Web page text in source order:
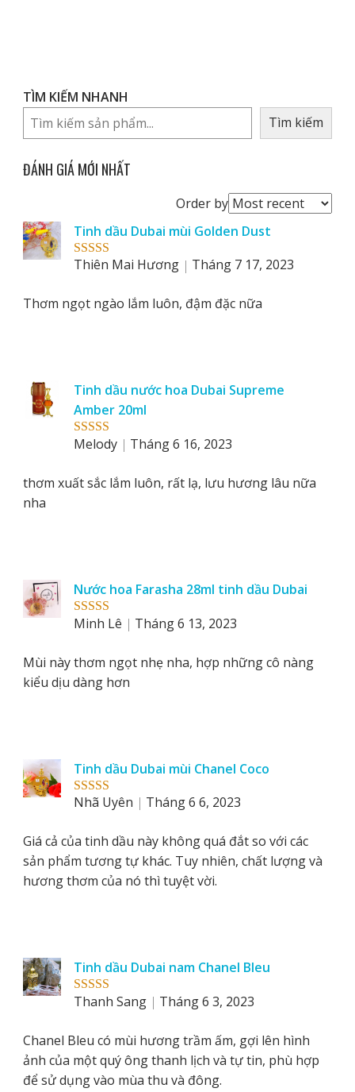
TÌM KIẾM NHANH
Tìm kiếm
ĐÁNH GIÁ MỚI NHẤT
Order byOrder
by
Rated5 out
Tinh dầu Dubai mùi Golden Dust
Thiên Mai Hương
Tháng 7 17, 2023
Thơm ngọt ngào lắm luôn, đậm đặc nữa
Rated5out
Tinh dầu nước hoa Dubai Supreme
Amber 20ml
Melody
Tháng 6 16, 2023
thơm xuất sắc lắm luôn, rất lạ, lưu hương lâu nữa
nha
Rated 5out
Nước hoa Farasha 28ml tinh dầu Dubai
Minh Lê
Tháng 6 13, 2023
Mùi này thơm ngọt nhẹ nha, hợp những cô nàng
kiểu dịu dàng hơn
Rated5out
Tinh dầu Dubai mùi Chanel Coco
Nhã Uyên
Tháng 6 6, 2023
Giá cả của tinh dầu này không quá đắt so với các
sản phẩm tương tự khác. Tuy nhiên, chất lượng và
hương thơm của nó thì tuyệt vời.
Rated 5out
Tinh dầu Dubai nam Chanel Bleu
Thanh Sang
Tháng 6 3, 2023
Chanel Bleu có mùi hương trầm ấm, gợi lên hình
ảnh của một quý ông thanh lịch và tự tin, phù hợp
để sử dụng vào mùa thu và đông.